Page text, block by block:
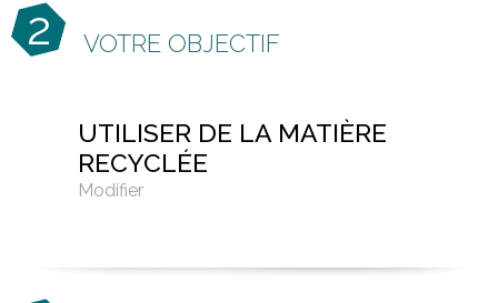
2 VOTRE OBJECTIF
UTILISER DE LA MATIÈRE
RECYCLÉE
Modifier